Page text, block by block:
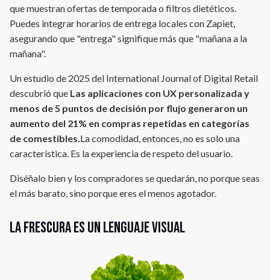
que muestran ofertas de temporada o filtros dietéticos.
Puedes integrar horarios de entrega locales con Zapiet,
asegurando que "entrega" signifique más que "mañana a la
mañana".
Un estudio de 2025 del International Journal of Digital Retail
descubrió que Las aplicaciones con UX personalizada y
menos de 5 puntos de decisión por flujo generaron un
aumento del 21% en compras repetidas en categorías
de comestibles.La comodidad, entonces, no es solo una
característica. Es la experiencia de respeto del usuario.
Diséñalo bien y los compradores se quedarán, no porque seas
el más barato, sino porque eres el menos agotador.
La frescura es un lenguaje visual